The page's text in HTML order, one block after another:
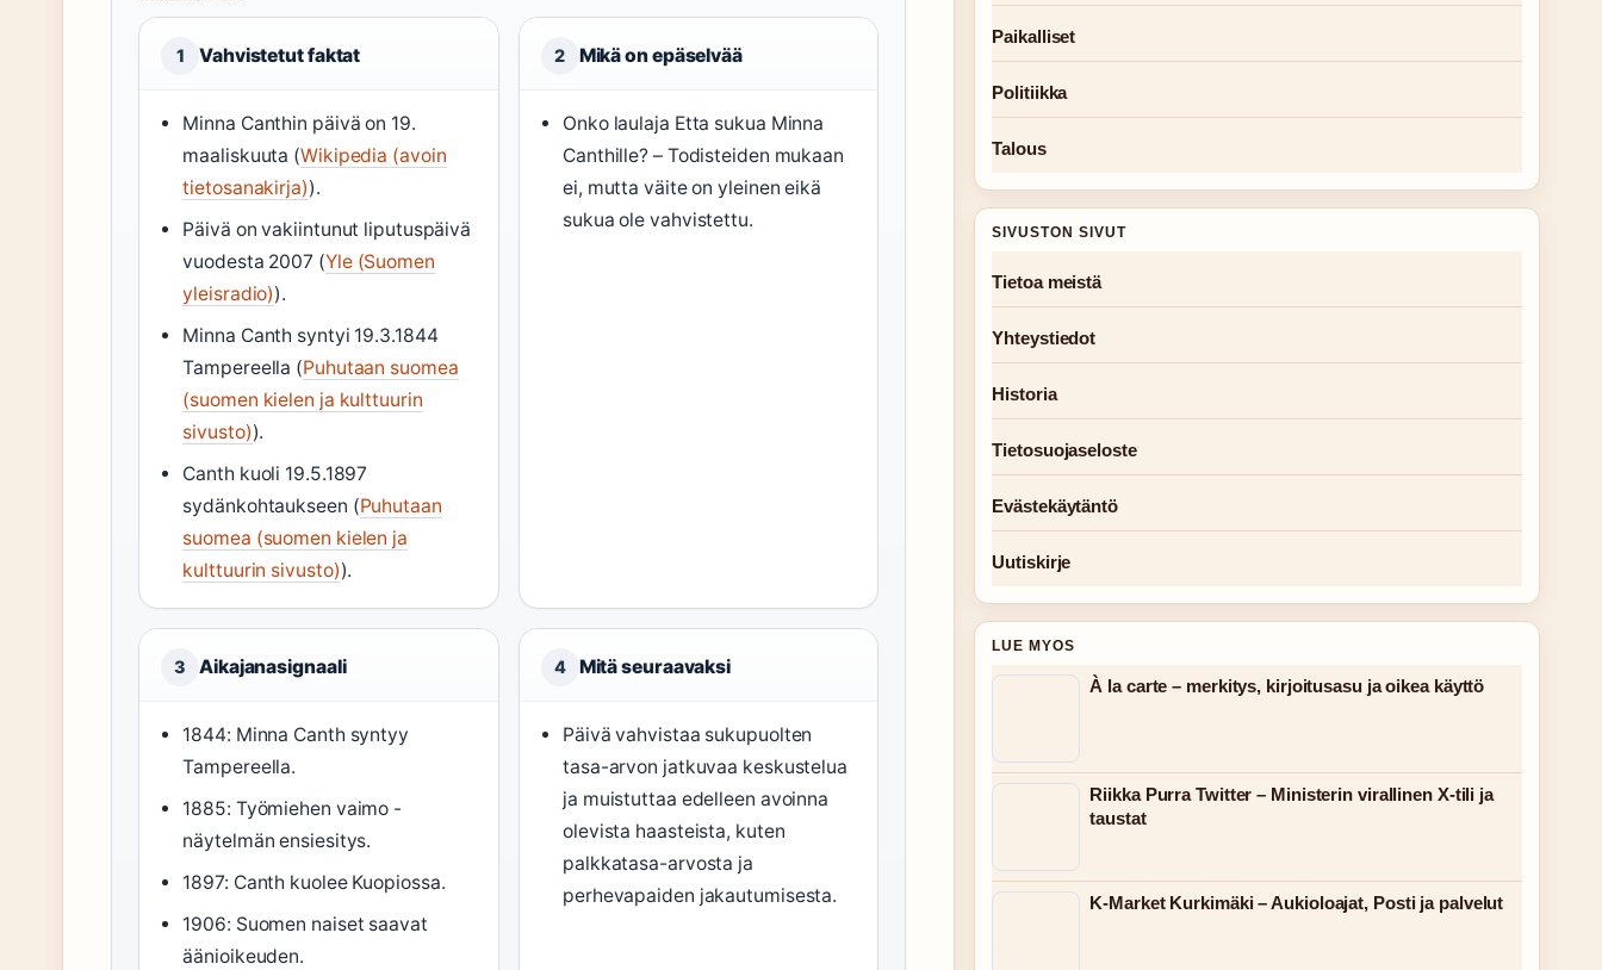
1 Vahvistetut faktat
Minna Canthin päivä on 19.
maaliskuuta (Wikipedia (avoin
tietosanakirja)).
Päivä on vakiintunut liputuspäivä
vuodesta 2007 (Yle (Suomen
yleisradio)).
Minna Canth syntyi 19.3.1844
Tampereella (Puhutaan suomea
(suomen kielen ja kulttuurin
sivusto)).
Canth kuoli 19.5.1897
sydänkohtaukseen (Puhutaan
suomea (suomen kielen ja
kulttuurin sivusto)).
2 Mikä on epäselvää
Onko laulaja Etta sukua Minna
Canthille? – Todisteiden mukaan
ei, mutta väite on yleinen eikä
sukua ole vahvistettu.
3 Aikajanasignaali
1844: Minna Canth syntyy
Tampereella.
1885: Työmiehen vaimo -
näytelmän ensiesitys.
1897: Canth kuolee Kuopiossa.
1906: Suomen naiset saavat
äänioikeuden.
4 Mitä seuraavaksi
Päivä vahvistaa sukupuolten
tasa-arvon jatkuvaa keskustelua
ja muistuttaa edelleen avoinna
olevista haasteista, kuten
palkkatasa-arvosta ja
perhevapaiden jakautumisesta.
Paikalliset
Politiikka
Talous
SIVUSTON SIVUT
Tietoa meistä
Yhteystiedot
Historia
Tietosuojaseloste
Evästekäytäntö
Uutiskirje
LUE MYOS
À la carte – merkitys, kirjoitusasu ja oikea käyttö
Riikka Purra Twitter – Ministerin virallinen X-tili ja
taustat
K-Market Kurkimäki – Aukioloajat, Posti ja palvelut